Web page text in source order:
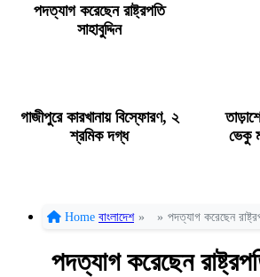
পদত্যাগ করেছেন রাষ্ট্রপতি
সাহাবুদ্দিন
গাজীপুরে কারখানায় বিস্ফোরণ, ২
শ্রমিক দগ্ধ
ভেকু
Home বাংলাদেশ » » পদত্যাগ করেছেন
পদত্যাগ করেছেন